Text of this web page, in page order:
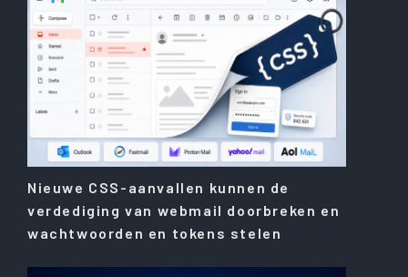
Nieuwe CSS-aanvallen kunnen de
verdediging van webmail doorbreken en
wachtwoorden en tokens stelen